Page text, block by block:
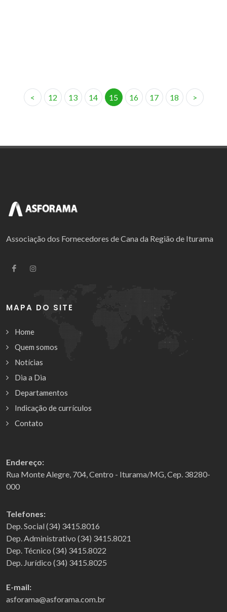
< 12 13 14 15 16 17 18 >
Associação dos Fornecedores de Cana da Região de Iturama
MAPA DO SITE
Home
Quem somos
Notícias
Dia a Dia
Departamentos
Indicação de currículos
Contato
Endereço:
Rua Monte Alegre, 704, Centro - Iturama/MG, Cep. 38280-
000
Telefones:
Dep. Social (34) 3415.8016
Dep. Administrativo (34) 3415.8021
Dep. Técnico (34) 3415.8022
Dep. Jurídico (34) 3415.8025
E-mail:
asforama@asforama.com.br